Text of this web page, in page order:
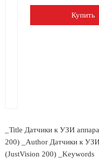
Купить
_Title Датчики к УЗИ
200) _Author Датчики к
(JustVision 200) _Keywords